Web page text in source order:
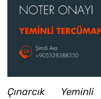
Çınarcık